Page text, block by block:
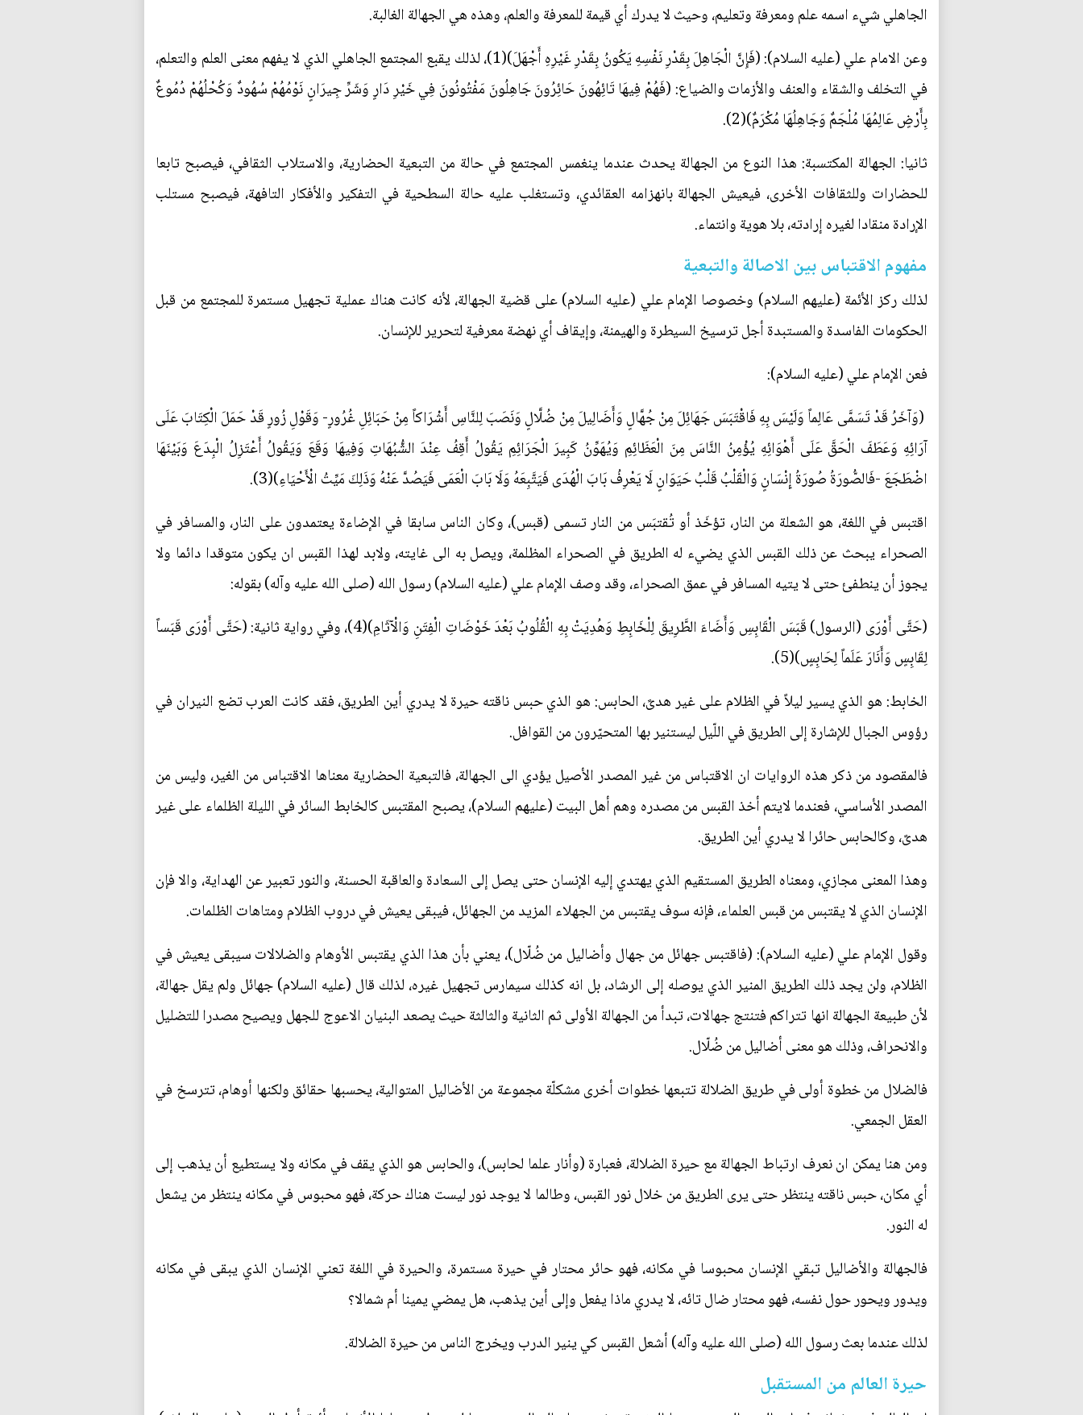
الجاهلي شيء اسمه علم ومعرفة وتعليم، وحيث لا يدرك أي قيمة للمعرفة والعلم، وهذه هي الجهالة الغالبة.
وعن الامام علي (عليه السلام): (فَإِنَّ الْجَاهِلَ بِقَدْرِ نَفْسِهِ يَكُونُ بِقَدْرِ غَيْرِهِ أَجْهَلَ)(1)، لذلك يقبع المجتمع الجاهلي الذي لا يفهم معنى العلم والتعلم،
في التخلف والشقاء والعنف والأزمات والضياع: (فَهُمْ فِيهَا تَائِهُونَ حَائِرُونَ جَاهِلُونَ مَفْتُونُونَ فِي خَيْرِ دَارٍ وَشَرِّ جِيرَانٍ نَوْمُهُمْ سُهُودٌ وَكُحْلُهُمْ دُمُوعٌ
بِأَرْضٍ عَالِمُهَا مُلْجَمٌ وَجَاهِلُهَا مُكْرَمٌ)(2).
ثانيا: الجهالة المكتسبة: هذا النوع من الجهالة يحدث عندما ينغمس المجتمع في حالة من التبعية الحضارية، والاستلاب الثقافي، فيصبح تابعا
للحضارات وللثقافات الأخرى، فيعيش الجهالة بانهزامه العقائدي، وتستغلب عليه حالة السطحية في التفكير والأفكار التافهة، فيصبح مستلب
الإرادة منقادا لغيره إرادته، بلا هوية وانتماء.
مفهوم الاقتباس بين الاصالة والتبعية
لذلك ركز الأئمة (عليهم السلام) وخصوصا الإمام علي (عليه السلام) على قضية الجهالة، لأنه كانت هناك عملية تجهيل مستمرة للمجتمع من قبل
الحكومات الفاسدة والمستبدة أجل ترسيخ السيطرة والهيمنة، وإيقاف أي نهضة معرفية لتحرير للإنسان.
فعن الإمام علي (عليه السلام):
(وَآخَرُ قَدْ تَسَمَّى عَالِماً وَلَيْسَ بِهِ فَاقْتَبَسَ جَهَائِلَ مِنْ جُهَّالٍ وَأَضَالِيلَ مِنْ ضُلَّالٍ وَنَصَبَ لِلنَّاسِ أَشْرَاكاً مِنْ حَبَائِلِ غُرُورٍ- وَقَوْلِ زُورٍ قَدْ حَمَلَ الْكِتَابَ عَلَى
آرَائِهِ وَعَطَفَ الْحَقَّ عَلَى أَهْوَائِهِ يُؤْمِنُ النَّاسَ مِنَ الْعَظَائِمِ وَيُهَوِّنُ كَبِيرَ الْجَرَائِمِ يَقُولُ أَقِفُ عِنْدَ الشُّبُهَاتِ وَفِيهَا وَقَعَ وَيَقُولُ أَعْتَزِلُ الْبِدَعَ وَبَيْنَهَا
اضْطَجَعَ -فَالصُّورَةُ صُورَةُ إِنْسَانٍ وَالْقَلْبُ قَلْبُ حَيَوَانٍ لَا يَعْرِفُ بَابَ الْهُدَى فَيَتَّبِعَهُ وَلَا بَابَ الْعَمَى فَيَصُدَّ عَنْهُ وَذَلِكَ مَيِّتُ الْأَحْيَاءِ)(3).
اقتبس في اللغة، هو الشعلة من النار، تؤخَذ أو تُقتبَس من النار تسمى (قبس)، وكان الناس سابقا في الإضاءة يعتمدون على النار، والمسافر في
الصحراء يبحث عن ذلك القبس الذي يضيء له الطريق في الصحراء المظلمة، ويصل به الى غايته، ولابد لهذا القبس ان يكون متوقدا دائما ولا
يجوز أن ينطفئ حتى لا يتيه المسافر في عمق الصحراء، وقد وصف الإمام علي (عليه السلام) رسول الله (صلى الله عليه وآله) بقوله:
(حَتَّى أَوْرَى (الرسول) قَبَسَ الْقَابِسِ وَأَضَاءَ الطَّرِيقَ لِلْخَابِطِ وَهُدِيَتْ بِهِ الْقُلُوبُ بَعْدَ خَوْضَاتِ الْفِتَنِ وَالْآثَامِ)(4)، وفي رواية ثانية: (حَتَّى أَوْرَى قَبَساً
لِقَابِسٍ وَأَنَارَ عَلَماً لِحَابِسٍ)(5).
الخابط: هو الذي يسير ليلاً في الظلام على غير هدىً، الحابس: هو الذي حبس ناقته حيرة لا يدري أين الطريق، فقد كانت العرب تضع النيران في
رؤوس الجبال للإشارة إلى الطريق في اللّيل ليستنير بها المتحيّرون من القوافل.
فالمقصود من ذكر هذه الروايات ان الاقتباس من غير المصدر الأصيل يؤدي الى الجهالة، فالتبعية الحضارية معناها الاقتباس من الغير، وليس من
المصدر الأساسي، فعندما لايتم أخذ القبس من مصدره وهم أهل البيت (عليهم السلام)، يصبح المقتبس كالخابط السائر في الليلة الظلماء على غير
هدىً، وكالحابس حائرا لا يدري أين الطريق.
وهذا المعنى مجازي، ومعناه الطريق المستقيم الذي يهتدي إليه الإنسان حتى يصل إلى السعادة والعاقبة الحسنة، والنور تعبير عن الهداية، والا فإن
الإنسان الذي لا يقتبس من قبس العلماء، فإنه سوف يقتبس من الجهلاء المزيد من الجهائل، فيبقى يعيش في دروب الظلام ومتاهات الظلمات.
وقول الإمام علي (عليه السلام): (فاقتبس جهائل من جهال وأضاليل من ضُلّال)، يعني بأن هذا الذي يقتبس الأوهام والضلالات سيبقى يعيش في
الظلام، ولن يجد ذلك الطريق المنير الذي يوصله إلى الرشاد، بل انه كذلك سيمارس تجهيل غيره، لذلك قال (عليه السلام) جهائل ولم يقل جهالة،
لأن طبيعة الجهالة انها تتراكم فتنتج جهالات، تبدأ من الجهالة الأولى ثم الثانية والثالثة حيث يصعد البنيان الاعوج للجهل ويصيح مصدرا للتضليل
والانحراف، وذلك هو معنى أضاليل من ضُلّال.
فالضلال من خطوة أولى في طريق الضلالة تتبعها خطوات أخرى مشكلّة مجموعة من الأضاليل المتوالية، يحسبها حقائق ولكنها أوهام، تترسخ في
العقل الجمعي.
ومن هنا يمكن ان نعرف ارتباط الجهالة مع حيرة الضلالة، فعبارة (وأنار علما لحابس)، والحابس هو الذي يقف في مكانه ولا يستطيع أن يذهب إلى
أي مكان، حبس ناقته ينتظر حتى يرى الطريق من خلال نور القبس، وطالما لا يوجد نور ليست هناك حركة، فهو محبوس في مكانه ينتظر من يشعل
له النور.
فالجهالة والأضاليل تبقي الإنسان محبوسا في مكانه، فهو حائر محتار في حيرة مستمرة، والحيرة في اللغة تعني الإنسان الذي يبقى في مكانه
ويدور ويحور حول نفسه، فهو محتار ضال تائه، لا يدري ماذا يفعل وإلى أين يذهب، هل يمضي يمينا أم شمالا؟
لذلك عندما بعث رسول الله (صلى الله عليه وآله) أشعل القبس كي ينير الدرب ويخرج الناس من حيرة الضلالة.
حيرة العالم من المستقبل